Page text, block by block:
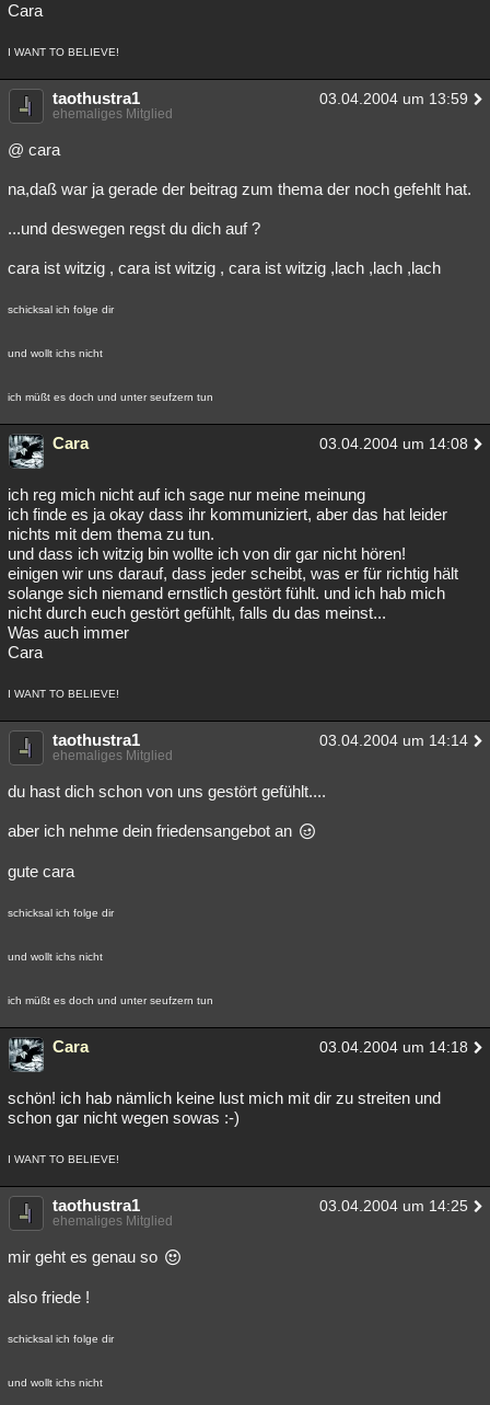
Cara
I WANT TO BELIEVE!
taothustra1 03.04.2004 um 13:59
ehemaliges Mitglied
@ cara
na,daß war ja gerade der beitrag zum thema der noch gefehlt hat.
...und deswegen regst du dich auf ?
cara ist witzig , cara ist witzig , cara ist witzig ,lach ,lach ,lach
schicksal ich folge dir
und wollt ichs nicht
ich müßt es doch und unter seufzern tun
Cara 03.04.2004 um 14:08
ich reg mich nicht auf ich sage nur meine meinung
ich finde es ja okay dass ihr kommuniziert, aber das hat leider
nichts mit dem thema zu tun.
und dass ich witzig bin wollte ich von dir gar nicht hören!
einigen wir uns darauf, dass jeder scheibt, was er für richtig hält
solange sich niemand ernstlich gestört fühlt. und ich hab mich
nicht durch euch gestört gefühlt, falls du das meinst...
Was auch immer
Cara
I WANT TO BELIEVE!
taothustra1 03.04.2004 um 14:14
ehemaliges Mitglied
du hast dich schon von uns gestört gefühlt....
aber ich nehme dein friedensangebot an
gute cara
schicksal ich folge dir
und wollt ichs nicht
ich müßt es doch und unter seufzern tun
Cara 03.04.2004 um 14:18
schön! ich hab nämlich keine lust mich mit dir zu streiten und
schon gar nicht wegen sowas :-)
I WANT TO BELIEVE!
taothustra1 03.04.2004 um 14:25
ehemaliges Mitglied
mir geht es genau so
also friede !
schicksal ich folge dir
und wollt ichs nicht